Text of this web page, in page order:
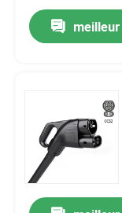
Visite d'usine
Contactez-nous
Nouvelles